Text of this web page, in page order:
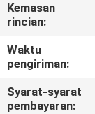
HUBUNGI
KAMI
BERITA
Kemasan
rincian:
Waktu
pengiriman:
Syarat-syarat
pembayaran: